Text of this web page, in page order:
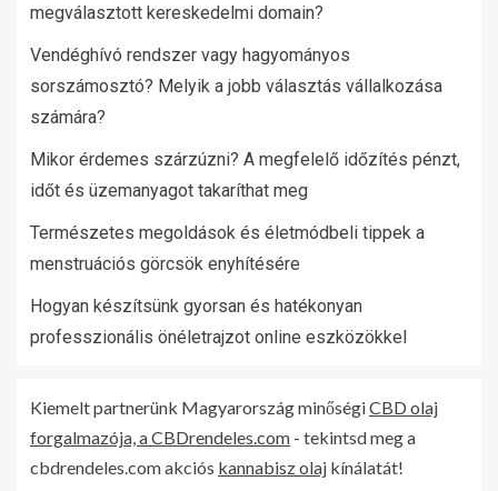
megválasztott kereskedelmi domain?
Vendéghívó rendszer vagy hagyományos
sorszámosztó? Melyik a jobb választás vállalkozása
számára?
Mikor érdemes szárzúzni? A megfelelő időzítés pénzt,
időt és üzemanyagot takaríthat meg
Természetes megoldások és életmódbeli tippek a
menstruációs görcsök enyhítésére
Hogyan készítsünk gyorsan és hatékonyan
professzionális önéletrajzot online eszközökkel
Kiemelt partnerünk Magyarország minőségiCBD olaj
forgalmazója, a CBDrendeles.com - tekintsd meg a
cbdrendeles.com akciós kannabisz olaj kínálatát!